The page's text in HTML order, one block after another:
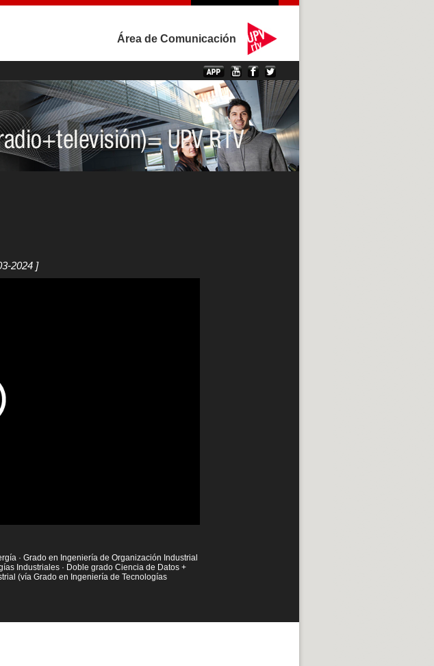
Área de Comunicación
2024 ]
· Grado en Ingeniería de Organización Industrial
Industriales · Doble grado Ciencia de Datos +
(vía Grado en Ingeniería de Tecnologías